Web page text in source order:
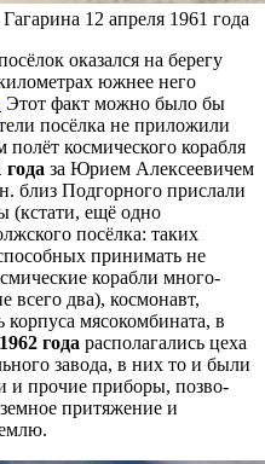
12 апреля 1961 года
оказался на берегу
южнее него
Этот факт можно было бы
посёлка не приложили
полёт космического корабля
года за Юрием Алексеевичем
близ Подгорного прислали
(кстати, ещё одно
посёлка: таких
принимать не
корабли много­
всего два), кос­монавт,
корпуса мясокомбината, в
1962 года располагались цеха
завода, в них то и были
и прочие приборы, позво­
притяжение и